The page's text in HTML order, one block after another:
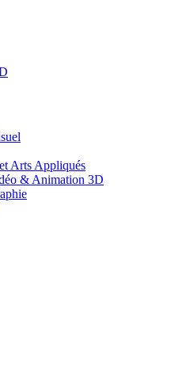
Arts Appliqués
& Animation 3D